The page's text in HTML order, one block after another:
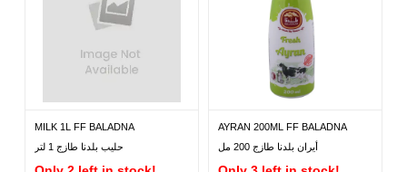
MILK 1L FF BALADNA
حليب بلدنا طازج 1 لتر
AYRAN 200ML FF BALADNA
أيران بلدنا طازج 200 مل